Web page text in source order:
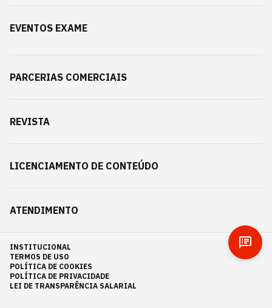
EVENTOS EXAME
PARCERIAS COMERCIAIS
REVISTA
LICENCIAMENTO DE CONTEÚDO
ATENDIMENTO
INSTITUCIONAL
TERMOS DE USO
POLÍTICA DE COOKIES
POLÍTICA DE PRIVACIDADE
LEI DE TRANSPARÊNCIA SALARIAL